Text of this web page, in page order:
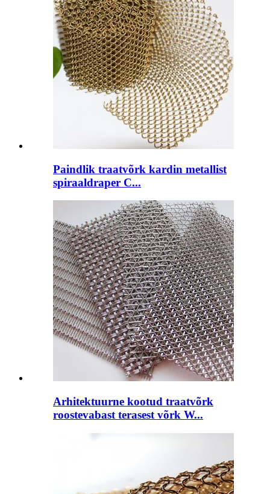
Paindlik traatvõrk kardin metallist
spiraaldraper C...
Arhitektuurne kootud traatvõrk
roostevabast terasest võrk W...